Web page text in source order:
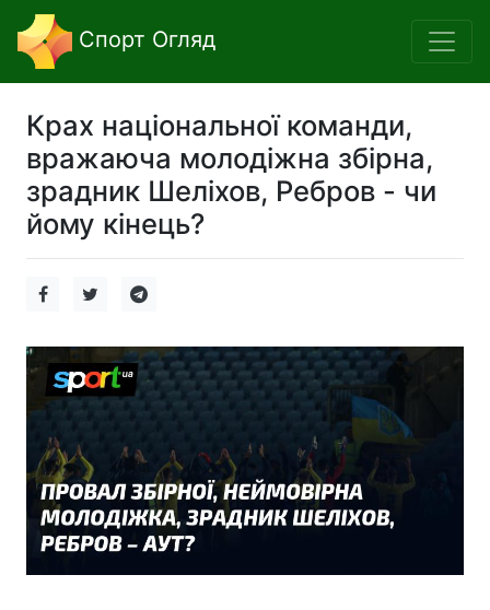
Спорт Огляд
Крах національної команди,
вражаюча молодіжна збірна,
зрадник Шеліхов, Ребров - чи
йому кінець?